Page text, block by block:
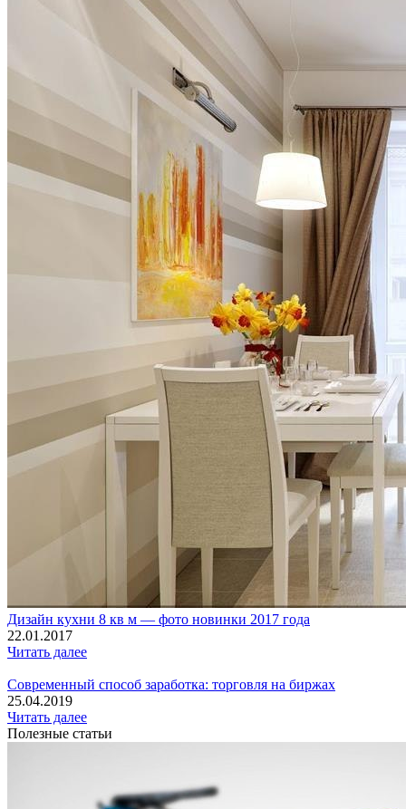
Дизайн кухни 8 кв м — фото новинки 2017 года
22.01.2017
Читать далее
Современный способ заработка: торговля на биржах
25.04.2019
Читать далее
Полезные статьи